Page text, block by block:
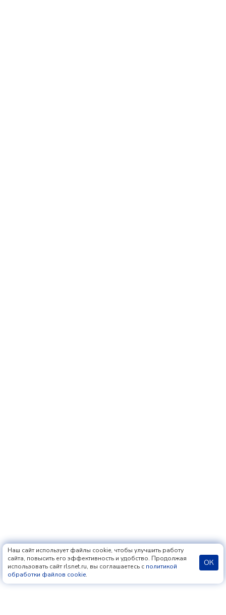
Наш сайт использует файлы cookie, чтобы улучшить работу
сайта, повысить его эффективность и удобство. Продолжая
использовать сайт rlsnet.ru, вы соглашаетесь с политикой
обработки файлов cookie.
ОК